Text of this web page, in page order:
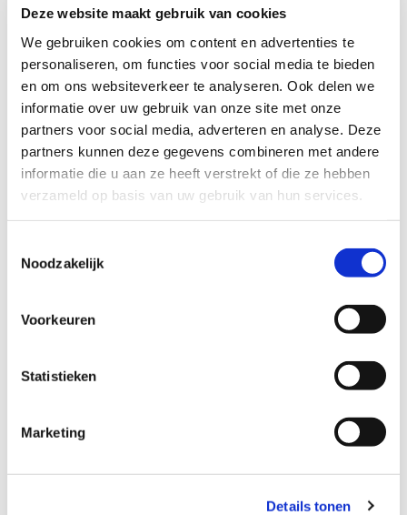
Deze website maakt gebruik van cookies
We gebruiken cookies om content en advertenties te
personaliseren, om functies voor social media te bieden
en om ons websiteverkeer te analyseren. Ook delen we
informatie over uw gebruik van onze site met onze
partners voor social media, adverteren en analyse. Deze
partners kunnen deze gegevens combineren met andere
informatie die u aan ze heeft verstrekt of die ze hebben
verzameld op basis van uw gebruik van hun services.
Noodzakelijk
Voorkeuren
Statistieken
Marketing
Details tonen
Femmes for Freedom
Fier
Geweld tegen vrouwen melden
Helpwanted
In je bol
Jongeren Hulp Online
Seksualiteit.nl